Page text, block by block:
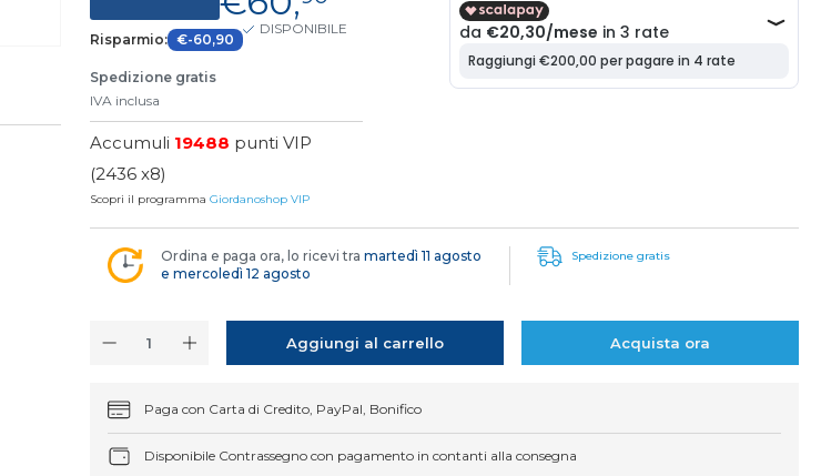
Risparmio: €-60,90
DISPONIBILE
Spedizione gratis
IVA inclusa
Accumuli 19488 punti VIP
(2436 x8)
Scopri il programmaGiordanoshop VIP
Ordina e paga ora, lo ricevi tramartedì 11 agosto
e mercoledì 12 agosto
Spedizione gratis
Aggiungi al carrello Acquista ora
Paga con Carta di Credito, PayPal, Bonifico
Disponibile Contrassegno con pagamento in contanti alla consegna